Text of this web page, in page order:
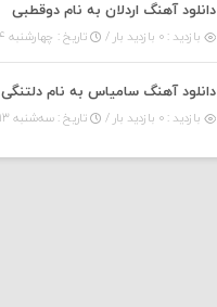
دانلود آهنگ اردلان به نام دوقطبی
بازدید : ۰ بازدید بار / تاریخ : چهارشنبه ۱۴ مرداد ۱۴۰۵
دانلود آهنگ سامیاس به نام دلتنگی
بازدید : ۰ بازدید بار / تاریخ : سه‌شنبه ۱۳ مرداد ۱۴۰۵